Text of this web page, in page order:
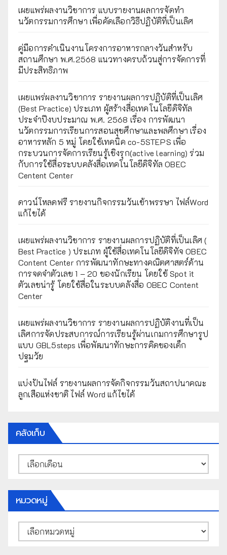
เผยแพร่ผลงานวิชาการ แบบรายงานผลการจัดทำ
นวัตกรรมการศึกษา เพื่อคัดเลือกวิธีปฏิบัติที่เป็นเลิศ
คู่มือการดำเนินงานโครงการอาหารกลางวันสำหรับ
สถานศึกษา พ.ศ.2568 แนวทางครบถ้วนสู่การจัดการที่
มีประสิทธิภาพ
เผยเเพร่ผลงานวิชาการ รายงานผลการปฏิบัติที่เป็นเลิศ
(Best Practice) ประเภท ผู้สร้างสื่อเทคโนโลยีดิจิทัล
ประจำปีงบประมาณ พ.ศ. 2568 เรื่อง การพัฒนา
นวัตกรรมการเรียนการสอนสุขศึกษาและพลศึกษา เรื่อง
อาหารหลัก 5 หมู่ โดยใช้เทคนิค co-5STEPS เพื่อ
กระบวนการจัดการเรียนรู้เชิงรุก(active learning) ร่วม
กับการใช้สื่อระบบคลังสื่อเทคโนโลยีดิจิทัล OBEC
Centent Center
ดาวน์โหลดฟรี รายงานกิจกรรมวันเข้าพรรษา ไฟล์Word
แก้ไขได้
เผยแพร่ผลงานวิชาการ รายงานผลการปฏิบัติที่เป็นเลิศ (
Best Practice ) ประเภท ผู้ใช้สื่อเทคโนโลยีดิจิทัจ OBEC
Content Center การพัฒนาทักษะทางคณิตศาสตร์ด้าน
การจดจำตัวเลข 1 – 20 ของนักเรียน โดยใช้ Spot it
ตัวเลขน่ารู้ โดยใช้สื่อในระบบคลังสื่อ OBEC Content
Center
เผยแพร่ผลงานวิชาการ รายงานผลการปฏิบัติงานที่เป็น
เลิศการจัดประสบการณ์การเรียนรู้ผ่านเกมการศึกษารูป
แบบ GBL5steps เพื่อพัฒนาทักษะการคิดของเด็ก
ปฐมวัย
แบ่งปันไฟล์ รายงานผลการจัดกิจกรรมวันสถาปนาคณะ
ลูกเสือแห่งชาติ ไฟล์ Word แก้ไขได้
คลังเก็บ
คลัง
เก็บ
หมวดหมู่
หมวด
หมู่